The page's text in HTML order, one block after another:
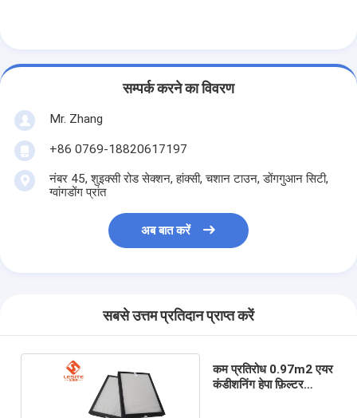
सम्पर्क करने का विवरण
Mr. Zhang
+86 0769-18820617197
नंबर 45, शुइक्सी रोड सेक्शन, हांक्सी, चशान टाउन, डोंगगुआन सिटी,
ग्वांगडोंग प्रांत
अब बात करें
सबसे उत्तम प्रतिदान प्राप्त करें
कम प्रतिरोध 0.97m2 एयर
कंडीशनिंग हेपा फ़िल्टर